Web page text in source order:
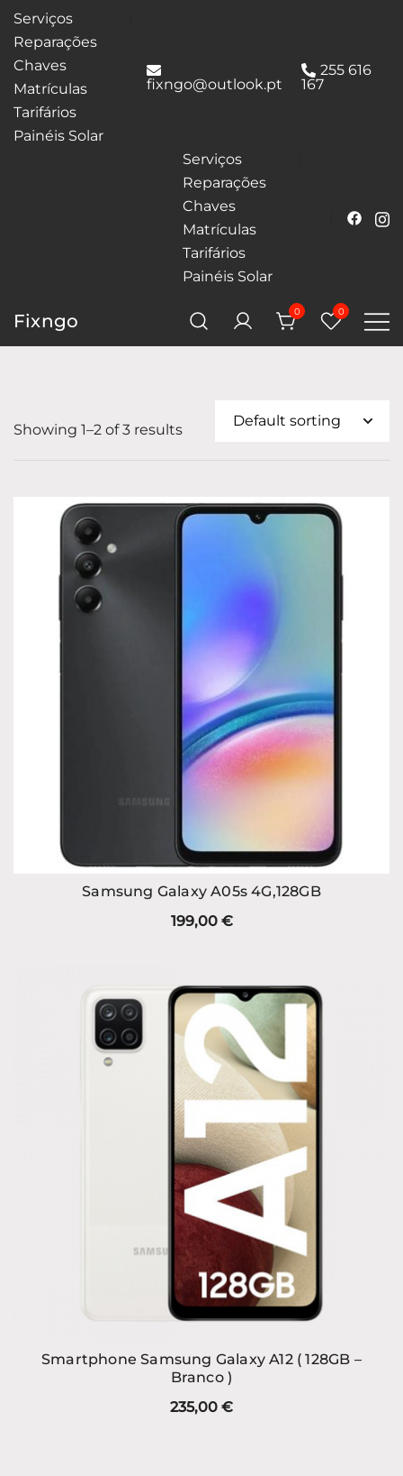
Serviços
Reparações
Chaves
Matrículas
Tarifários
Painéis Solar
fixngo@outlook.pt
255 616
167
Serviços
Reparações
Chaves
Matrículas
Tarifários
Painéis Solar
Fixngo 0 0
Showing 1–2 of 3 results
Samsung Galaxy A05s 4G,128GB
199,00 €
Smartphone Samsung Galaxy A12 ( 128GB –
Branco )
235,00 €